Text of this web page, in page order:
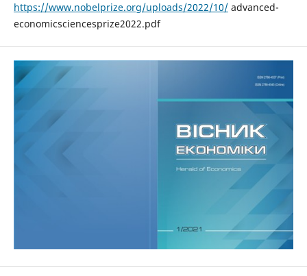
https://www.nobelprize.org/uploads/2022/10/advanced-
economicsciencesprize2022.pdf